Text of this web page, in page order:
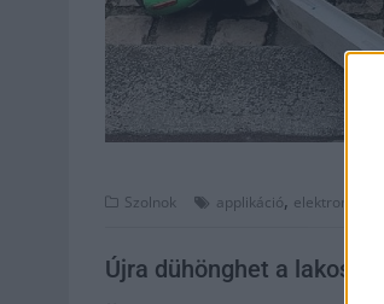
Szolnok applikáció, elektromos
Újra dühönghet a